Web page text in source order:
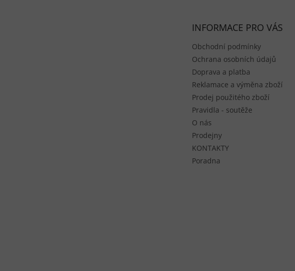
INFORMACE PRO VÁS
Obchodní podmínky
Ochrana osobních údajů
Doprava a platba
Reklamace a výměna zboží
Prodej použitého zboží
Pravidla - soutěže
O nás
Prodejny
KONTAKTY
Poradna